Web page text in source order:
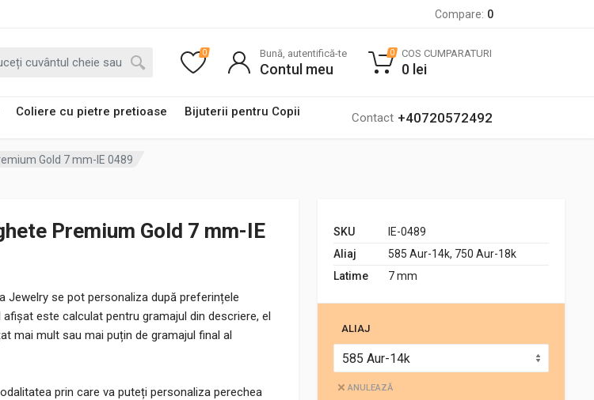
Compare: 0
Coliere cu pietre pretioase
Bijuterii pentru Copii
Contact +40720572492
0 Bună, autentifică-te
Contul meu
0 COS CUMPARATURI
0 lei
Gold 7 mm-IE 0489
Premium Gold 7 mm-IE
Jewelry se pot personaliza după preferințele
afișat este calculat pentru gramajul din descriere, el
mai mult sau mai puțin de gramajul final al
prin care va puteți personaliza perechea
SKU
IE-0489
Aliaj
585 Aur-14k, 750 Aur-18k
Latime
7 mm
ALIAJ
ANULEAZĂ